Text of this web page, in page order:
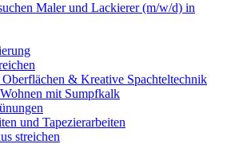
Maler und Lackierer (m/w/d) in
Oberflächen & Kreative Spachteltechnik
mit Sumpfkalk
und Tapezierarbeiten
streichen